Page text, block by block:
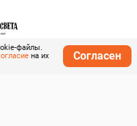
файлы.
на их
Согласен